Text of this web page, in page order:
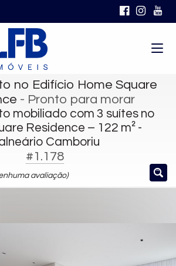
no Edifício Home Square
- Pronto para morar
mobiliado com 3 suítes no
Residence – 122 m² -
Camboriu
#1.178
avaliação)